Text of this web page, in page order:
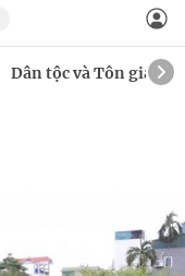
Dân tộc và Tôn giáo